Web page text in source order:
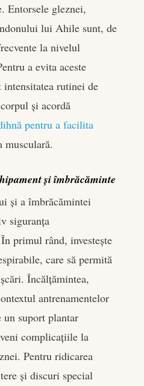
Entorsele gleznei,
lui Ahile sunt, de
la nivelul
a evita aceste
intensitatea rutinei de
și acordă
pentru a facilita
musculară.
și îmbrăcăminte
și a îmbrăcămintei
siguranța
primul rând, investește
care să permită
Încălțămintea,
antrenamentelor
un suport plantar
complicațiile la
Pentru ridicarea
și discuri special